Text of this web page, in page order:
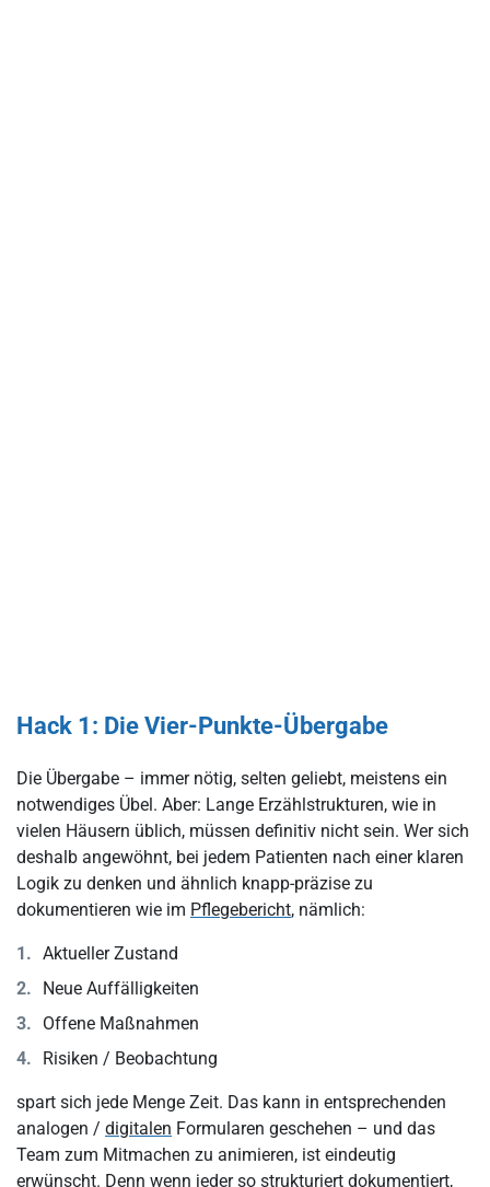
Hack 1: Die Vier-Punkte-Übergabe
Die Übergabe – immer nötig, selten geliebt, meistens ein
notwendiges Übel. Aber: Lange Erzählstrukturen, wie in
vielen Häusern üblich, müssen definitiv nicht sein. Wer sich
deshalb angewöhnt, bei jedem Patienten nach einer klaren
Logik zu denken und ähnlich knapp-präzise zu
dokumentieren wie im Pflegebericht, nämlich:
Aktueller Zustand
Neue Auffälligkeiten
Offene Maßnahmen
Risiken / Beobachtung
spart sich jede Menge Zeit. Das kann in entsprechenden
analogen / digitalen Formularen geschehen – und das
Team zum Mitmachen zu animieren, ist eindeutig
erwünscht. Denn wenn jeder so strukturiert dokumentiert,